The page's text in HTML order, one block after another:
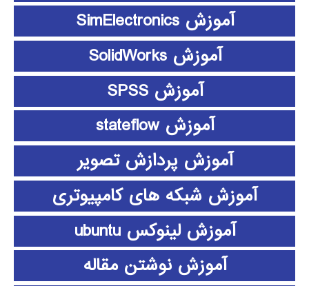
آموزش SimElectronics
آموزش SolidWorks
آموزش SPSS
آموزش stateflow
آموزش پردازش تصویر
آموزش شبکه های کامپیوتری
آموزش لینوکس ubuntu
آموزش نوشتن مقاله